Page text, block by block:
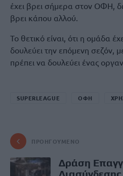
έχει βρει σήμερα στον ΟΦΗ,
βρει κάπου αλλού.
Το θετικό είναι, ότι η ομάδα
δουλεύει την επόμενη σεζόν,
πρέπει να δουλεύει ένας
SUPERLEAGUE ΟΦΗ
ΠΡΟΗΓΟΎΜΕΝΟ
Δράση